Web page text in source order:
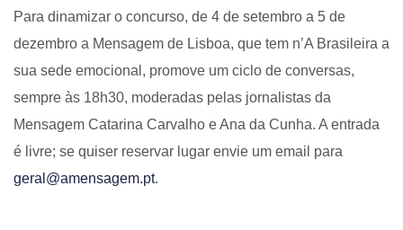
Para dinamizar o concurso, de 4 de setembro a 5 de
dezembro a Mensagem de Lisboa, que tem n’A Brasileira a
sua sede emocional, promove um ciclo de conversas,
sempre às 18h30, moderadas pelas jornalistas da
Mensagem Catarina Carvalho e Ana da Cunha. A entrada
é livre; se quiser reservar lugar envie um email para
geral@amensagem.pt.